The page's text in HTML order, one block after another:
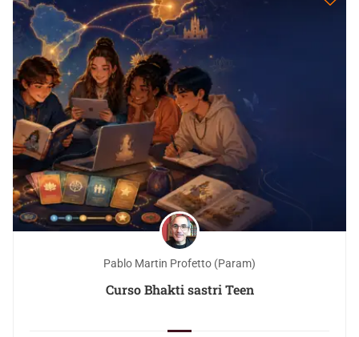
Pablo Martin Profetto (Param)
Curso Bhakti sastri Teen